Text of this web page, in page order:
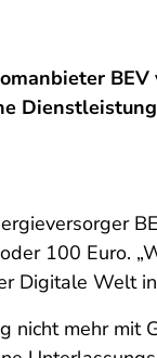
100 Euro.
Digitale Welt
mehr mit